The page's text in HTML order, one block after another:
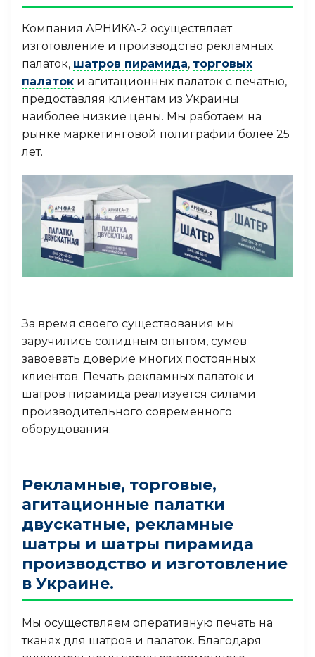
Компания АРНИКА-2 осуществляет
изготовление и производство рекламных
палаток, шатров пирамида, торговых
палаток и агитационных палаток с печатью,
предоставляя клиентам из Украины
наиболее низкие цены. Мы работаем на
рынке маркетинговой полиграфии более 25
лет.
За время своего существования мы
заручились солидным опытом, сумев
завоевать доверие многих постоянных
клиентов. Печать рекламных палаток и
шатров пирамида реализуется силами
производительного современного
оборудования.
Рекламные, торговые,
агитационные палатки
двускатные, рекламные
шатры и шатры пирамида
производство и изготовление
в Украине.
Мы осуществляем оперативную печать на
тканях для шатров и палаток. Благодаря